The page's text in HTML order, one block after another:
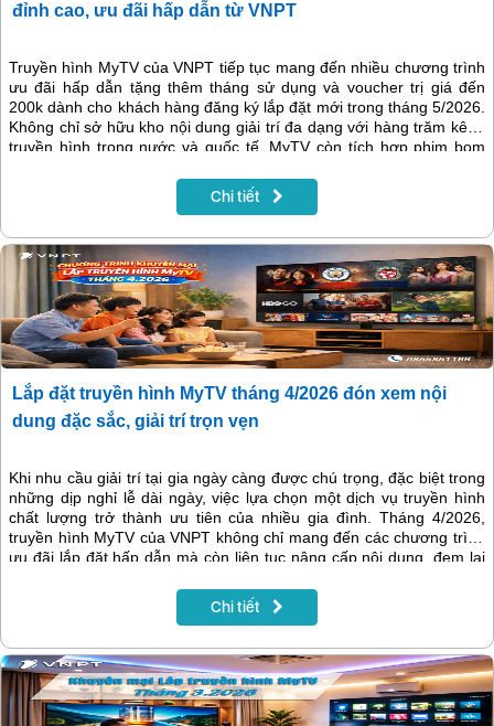
đỉnh cao, ưu đãi hấp dẫn từ VNPT
Truyền hình MyTV của VNPT tiếp tục mang đến nhiều chương trình
ưu đãi hấp dẫn tặng thêm tháng sử dụng và voucher trị giá đến
200k dành cho khách hàng đăng ký lắp đặt mới trong tháng 5/2026.
Không chỉ sở hữu kho nội dung giải trí đa dạng với hàng trăm kênh
truyền hình trong nước và quốc tế, MyTV còn tích hợp phim bom
trên tivi. Đây là lựa chọn phù hợp cho mọi gia đình muốn tận hưởng
không gian giải trí chất lượng với chi phí tiết kiệm.
Chi tiết
Lắp đặt truyền hình MyTV tháng 4/2026 đón xem nội
dung đặc sắc, giải trí trọn vẹn
Khi nhu cầu giải trí tại gia ngày càng được chú trọng, đặc biệt trong
những dịp nghỉ lễ dài ngày, việc lựa chọn một dịch vụ truyền hình
chất lượng trở thành ưu tiên của nhiều gia đình. Tháng 4/2026,
truyền hình MyTV của VNPT không chỉ mang đến các chương trình
ưu đãi lắp đặt hấp dẫn mà còn liên tục nâng cấp nội dung, đem lại
Chi tiết